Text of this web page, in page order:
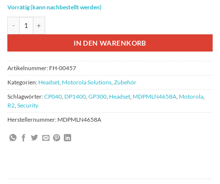
Vorrätig (kann nachbestellt werden)
IN DEN WARENKORB
Artikelnummer: FH-00457
Kategorien: Headset Motorola Solutions Zubehör
Schlagwörter:CP040 DP1400 GP300 Headset MDPMLN4658A Motorola
R2 Security
Herstellernummer: MDPMLN4658A